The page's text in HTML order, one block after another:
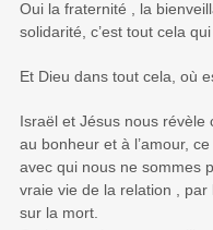
Oui la fraternité , la
solidarité, c’est tout cela
Et Dieu dans tout cela, où
Israël et Jésus nous
au bonheur et à l’amour,
avec qui nous ne sommes
vraie vie de la relation ,
sur la mort.